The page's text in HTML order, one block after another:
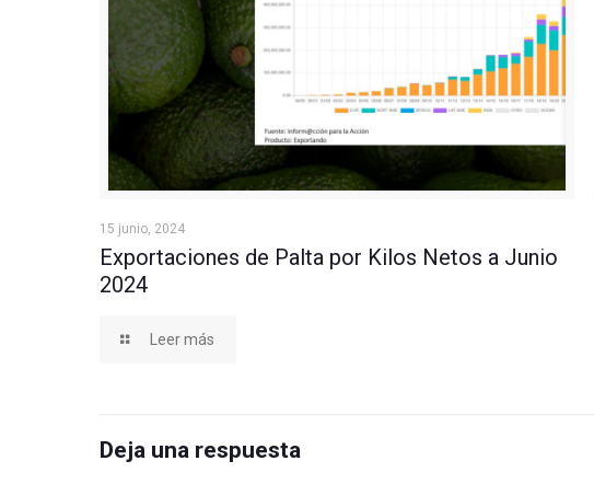
Exportaciones de Palta por Kilos Netos a Junio 2024
15 junio, 2024
Exportaciones de Palta por Kilos Netos a Junio
2024
Leer más
Deja una respuesta